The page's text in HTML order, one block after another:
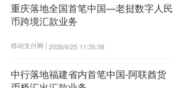
重庆落地全国首笔中国—老挝数字人民
币跨境汇款业务
移动支付网 | 2026/6/25 11:35:38
中行落地福建省内首笔中国-阿联酋货